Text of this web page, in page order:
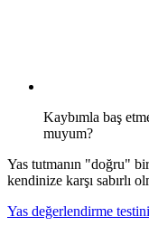
Kaybımla baş
muyum?
Yas tutmanın "doğru"
kendinize karşı sabırlı
Yas değerlendirme